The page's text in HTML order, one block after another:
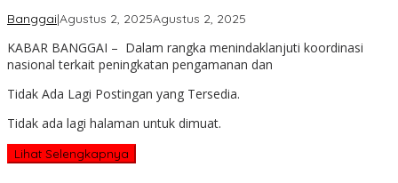
Banggai|Agustus 2, 2025Agustus 2, 2025
Kabar
Banggai
KABAR BANGGAI – Dalam rangka menindaklanjuti koordinasi
nasional terkait peningkatan pengamanan dan
Tidak Ada Lagi Postingan yang Tersedia.
Tidak ada lagi halaman untuk dimuat.
Lihat Selengkapnya